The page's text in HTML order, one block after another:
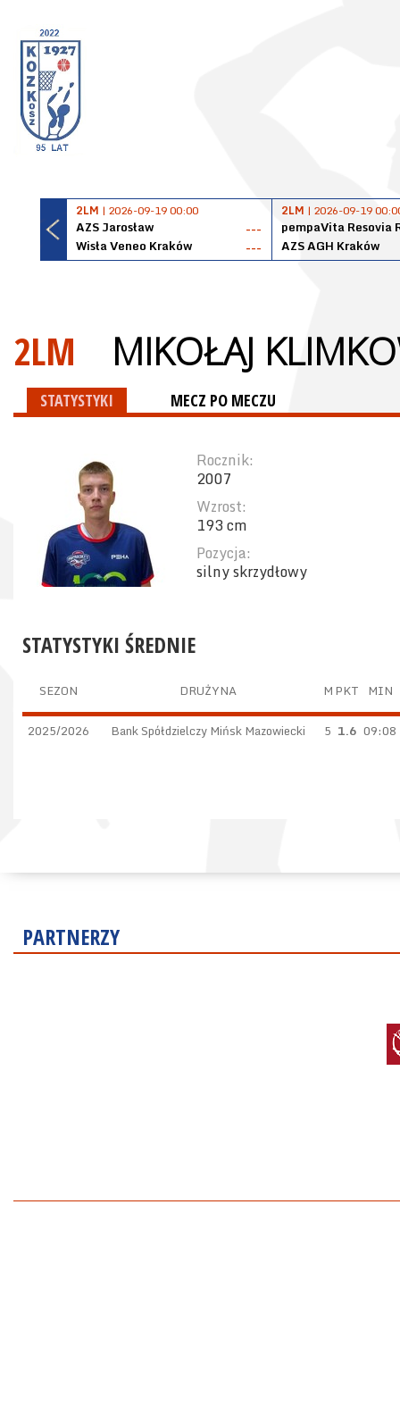
2LM | 2026-09-19 00:00
AZS Jarosław
---
Wisła Veneo Kraków
---
2LM | 2026-09-19
pempaVita Resovia
AZS AGH Kraków
2LM MIKOŁAJ
STATYSTYKI MECZ PO MECZU
Rocznik:
2007
Wzrost:
193 cm
Pozycja:
silny skrzydłowy
STATYSTYKI ŚREDNIE
SEZON DRUŻYNA MPKT MIN
2025/2026 Bank Spółdzielczy Mińsk Mazowiecki 5 1.6 09:08
PARTNERZY